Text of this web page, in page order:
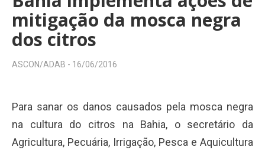
mitigação da mosca negra
dos citros
ASCON/ADAB - 16/06/2016
Para sanar os danos causados pela mosca negra
na cultura do citros na Bahia, o secretário da
Agricultura, Pecuária, Irrigação, Pesca e Aquicultura